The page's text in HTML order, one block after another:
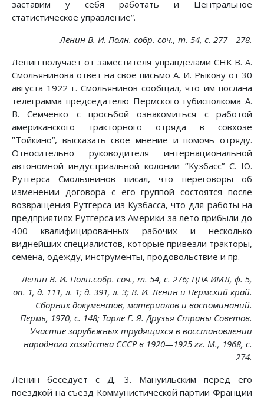
заставим у себя работать и Центральное
статистическое управление”.
Ленин В. И. Полн. собр. соч., т. 54, с. 277—278.
Ленин получает от заместителя управделами СНК В. А.
Смольянинова ответ на свое письмо А. И. Рыкову от 30
августа 1922 г. Смольянинов сообщал, что им послана
телеграмма председателю Пермского губисполкома А.
В. Семченко с просьбой ознакомиться с работой
американского тракторного отряда в совхозе
’’Тойкино”, высказать свое мнение и помочь отряду.
Относительно руководителя интернациональной
автономной индустриальной колонии ’’Кузбасс” С. Ю.
Рутгерса Смольянинов писал, что переговоры об
изменении договора с его группой состоятся после
возвращения Рутгерса из Кузбасса, что для работы на
предприятиях Рутгерса из Америки за лето прибыли до
400 квалифицированных рабочих и несколько
виднейших специалистов, которые привезли тракторы,
семена, одежду, инструменты, продовольствие и пр.
Ленин В. И. Полн.собр. соч., т. 54, с. 276; ЦПА ИМЛ, ф. 5,
on. 1, д. 111, л. 1; д. 391, л. 3; В. И. Ленин и Пермский край.
Сборник документов, материалов и воспоминаний.
Пермь, 1970, с. 148; Тарле Г. Я. Друзья Страны Советов.
Участие зарубежных трудящихся в восстановлении
народного хозяйства СССР в 1920—1925 гг. М., 1968, с.
274.
Ленин беседует с Д. 3. Мануильским перед его
поездкой на съезд Коммунистической партии Франции